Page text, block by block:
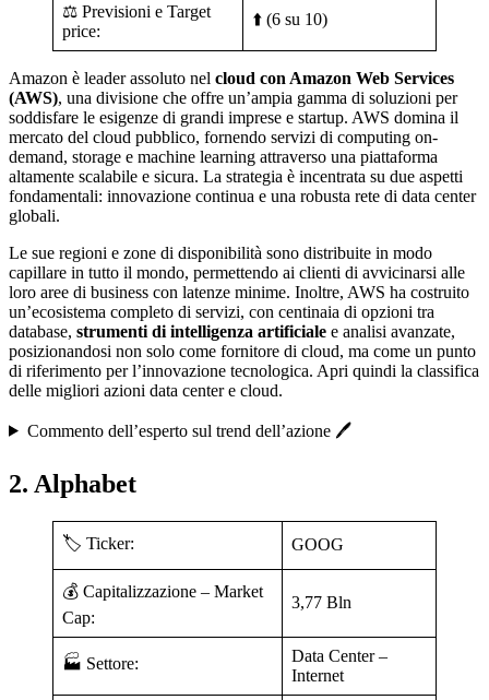
⚖️ Previsioni e Target
price:
⬆️ (6 su 10)
Amazon è leader assoluto nel cloud con Amazon Web Services
(AWS), una divisione che offre un’ampia gamma di soluzioni per
soddisfare le esigenze di grandi imprese e startup. AWS domina il
mercato del cloud pubblico, fornendo servizi di computing on-
demand, storage e machine learning attraverso una piattaforma
altamente scalabile e sicura. La strategia è incentrata su due aspetti
fondamentali: innovazione continua e una robusta rete di data center
globali.
Le sue regioni e zone di disponibilità sono distribuite in modo
capillare in tutto il mondo, permettendo ai clienti di avvicinarsi alle
loro aree di business con latenze minime. Inoltre, AWS ha costruito
un’ecosistema completo di servizi, con centinaia di opzioni tra
database, strumenti di intelligenza artificiale e analisi avanzate,
posizionandosi non solo come fornitore di cloud, ma come un punto
di riferimento per l’innovazione tecnologica. Apri quindi la classifica
delle migliori azioni data center e cloud.
Commento dell’esperto sul trend dell’azione 🖊️
2. Alphabet
🏷️ Ticker: GOOG
💰 Capitalizzazione – Market
Cap:
3,77 Bln
🏭 Settore:
Data Center –
Internet